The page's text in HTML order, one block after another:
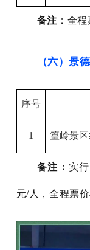
备注： 全程
（六）景
序号
1 篁岭景
备注： 实
元/人，全程票价